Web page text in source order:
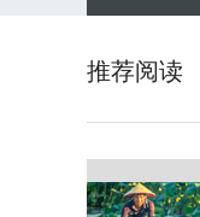
推荐阅读